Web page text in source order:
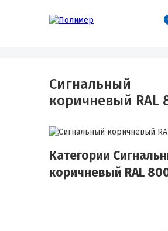
Сигнальный
коричневый RAL
Категории
коричневый RAL